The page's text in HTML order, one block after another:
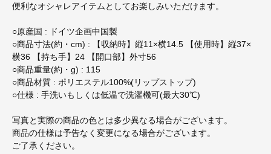
便利なオシャレアイテムとしてお楽しみいただけます。
○原産国 : ドイツ企画中国製
○商品寸法(約・cm) : 【収納時】縦11×横14.5 【使用時】縦37×
横36 【持ち手】24 【開口部】外寸56
○商品重量(約・g) : 115
○商品材質 : ポリエステル100%(リップストップ)
○仕様 : 手洗いもしくは低温で洗濯機可(最大30℃)
写真と実際の商品の色とは多少異なる場合がございます。
商品の仕様は予告なく変更になる場合がございます。
ご了承ください。